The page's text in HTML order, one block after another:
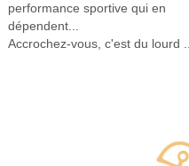
performance sportive qui en
dépendent...
Accrochez-vous, c'est du lourd ...